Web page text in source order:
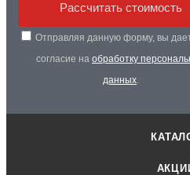
Рассчитать стоимость
Отправляя данную форму, вы
согласие на обработку
данных.